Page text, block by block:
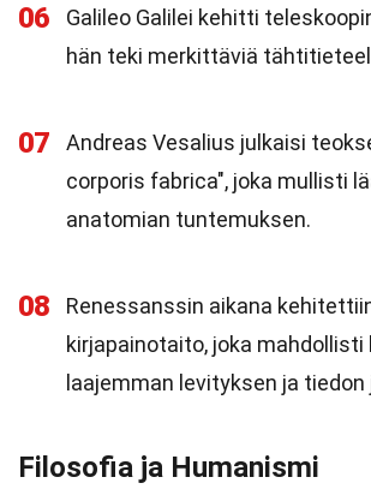
06
Galileo Galilei kehitti
hän teki merkittäviä
07
Andreas Vesalius julkaisi
corporis fabrica", joka mullisti
anatomian tuntemuksen.
08
Renessanssin aikana
kirjapainotaito, joka mahdollisti
laajemman levityksen ja
Filosofia ja Humanismi